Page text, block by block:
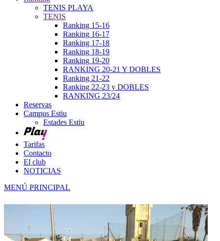
TENIS PLAYA
TENIS
Ranking 15-16
Ranking 16-17
Ranking 17-18
Ranking 18-19
Ranking 19-20
RANKING 20-21 Y DOBLES
Ranking 21-22
Ranking 22-23 y DOBLES
RANKING 23/24
Reservas
Campus Estiu
Estades Estiu
Tarifas
Contacto
El club
NOTICIAS
MENÚ PRINCIPAL